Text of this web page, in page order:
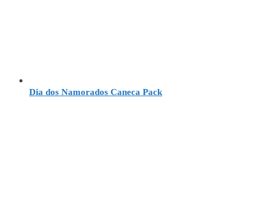
Dia dos Namorados Caneca Pack